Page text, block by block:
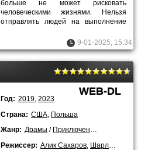
больше не может рисковать
человеческими жизнями. Нельзя
отправлять людей на выполнение
9-01-2025, 15:34
WEB-DL
Год: 2019, 2023
Страна: США Польша
Жанр: Драмы / Приключения
Режиссер: Алик Сахаров, Шарлотта Брандстро